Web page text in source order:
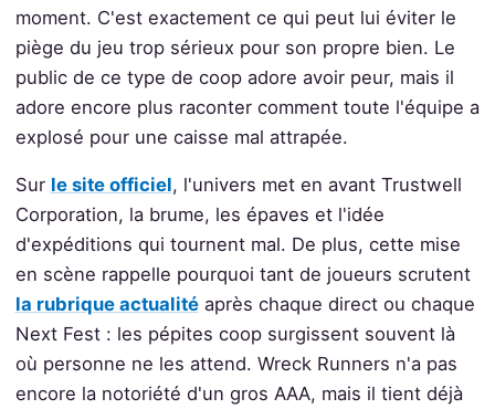
moment. C'est exactement ce qui peut lui éviter le
piège du jeu trop sérieux pour son propre bien. Le
public de ce type de coop adore avoir peur, mais il
adore encore plus raconter comment toute l'équipe a
explosé pour une caisse mal attrapée.
Sur le site officiel, l'univers met en avant Trustwell
Corporation, la brume, les épaves et l'idée
d'expéditions qui tournent mal. De plus, cette mise
en scène rappelle pourquoi tant de joueurs scrutent
la rubrique actualitéaprès chaque direct ou chaque
Next Fest : les pépites coop surgissent souvent là
où personne ne les attend. Wreck Runners n'a pas
encore la notoriété d'un gros AAA, mais il tient déjà